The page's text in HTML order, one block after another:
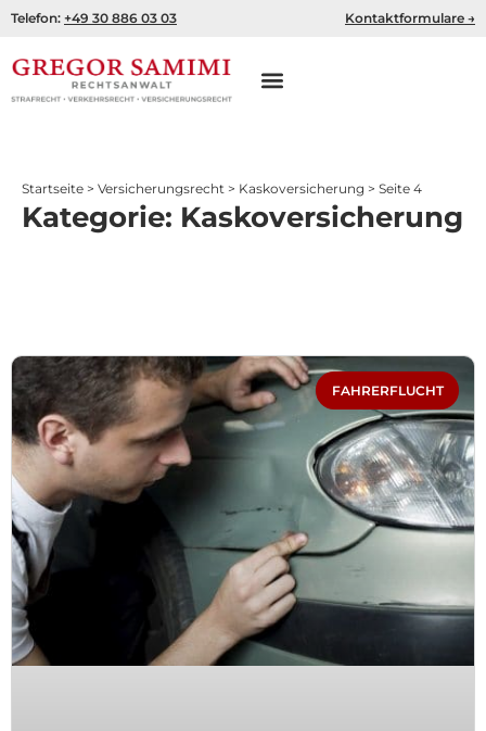
Zum
springen
Telefon: +49 30 886 03 03 Kontaktformulare →
Startseite > Versicherungsrecht > Kaskoversicherung > Seite 4
Kategorie: Kaskoversicherung
FAHRERFLUCHT
SeiteSeiteSeiteSeiteSeite